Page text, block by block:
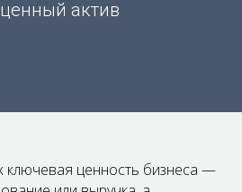
актив
ключевая ценность бизнеса —